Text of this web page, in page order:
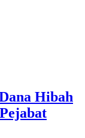
Hibah